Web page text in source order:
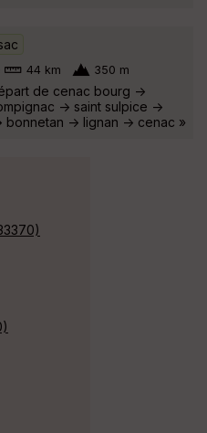
44 km 350 m
de cenac bourg ->
-> saint sulpice ->
bonnetan -> lignan -> cenac »